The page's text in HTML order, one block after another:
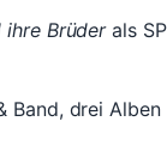
ihre Brüderals
drei Alben